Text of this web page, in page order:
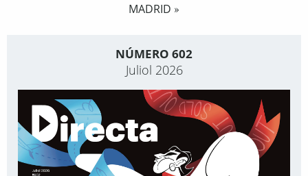
MADRID »
NÚMERO 602
Juliol 2026